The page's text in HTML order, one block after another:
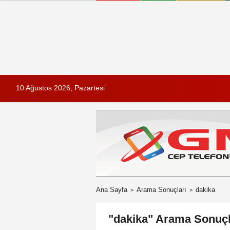
10 Ağustos 2026, Pazartesi
Ana Sayfa Arama Sonuçları dakika
"dakika" Arama